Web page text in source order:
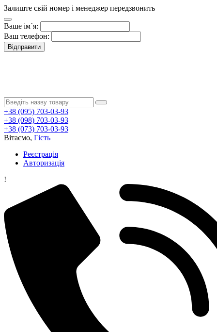
Залиште свій номер і менеджер передзвонить
Ваше ім`я:
Ваш телефон:
Відправити
+38 (095) 703-03-93
+38 (098) 703-03-93
+38 (073) 703-03-93
Вітаємо, Гість
Реєстрація
Авторизація
!